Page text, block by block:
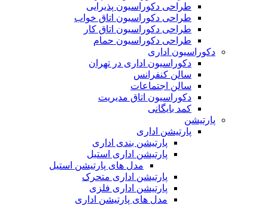
طراحی دکوراسیون پذیرایی
طراحی دکوراسیون اتاق خواب
طراحی دکوراسیون اتاق کار
طراحی دکوراسیون حمام
دکوراسیون اداری
دکوراسیون اداری در تهران
سالن کنفرانس
سالن اجتماعات
دکوراسیون اتاق مدیریت
کمد بایگانی
پارتیشن
پارتیشن اداری
پارتیشن بندی اداری
پارتیشن اداری استیل
مدل های پارتیشن استیل
پارتیشن اداری متحرک
پارتیشن اداری فلزی
مدل های پارتیشن اداری